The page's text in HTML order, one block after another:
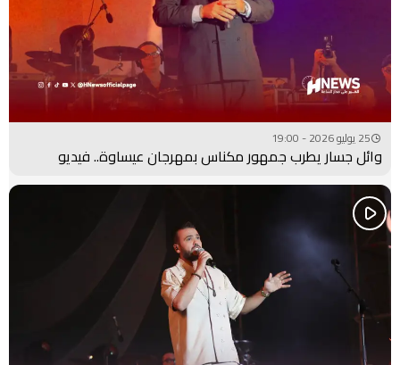
25 يوليو 2026 - 19:00
وائل جسار يطرب جمهور مكناس بمهرجان عيساوة.. فيديو